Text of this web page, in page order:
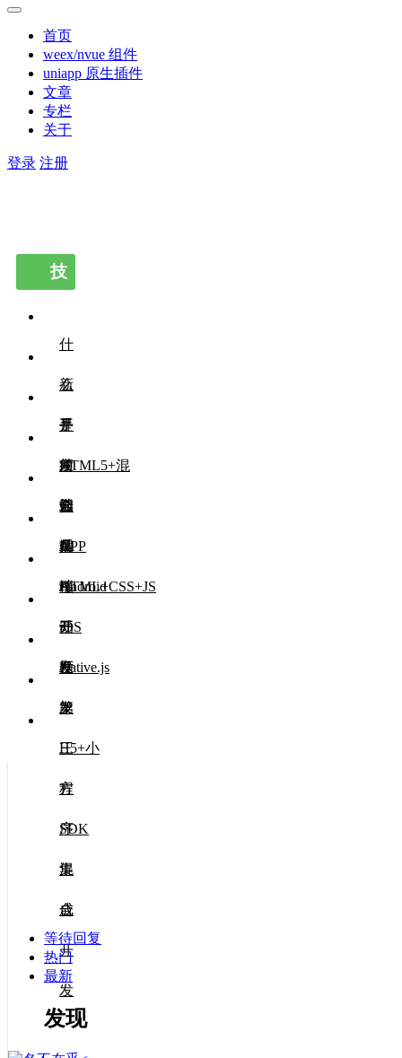
首页
weex/nvue 组件
uniapp 原生插件
文章
专栏
关于
登录 注册
技
什
么
是
HTML5+混
合
APP
新
手
须
知
开
发
工
具
前
端
UI
移
动
框
架
前
端
HTML+CSS+JS
后
端
开
发
Android
开
发
iOS
开
发
Native.js
第
三
方
SDK
集
成
H5+小
程
序
混
合
开
发
等待回复
热门
最新
发现